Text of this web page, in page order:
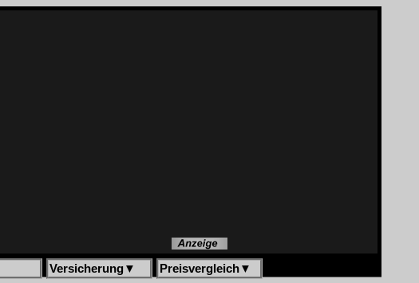
Versicherung▼ Preisvergleich▼